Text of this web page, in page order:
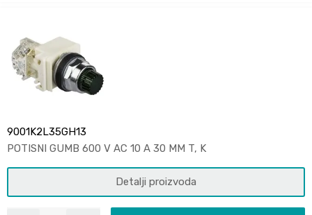
9001K2L35GH13
POTISNI GUMB 600 V AC 10 A 30 MM T, K
Detalji proizvoda